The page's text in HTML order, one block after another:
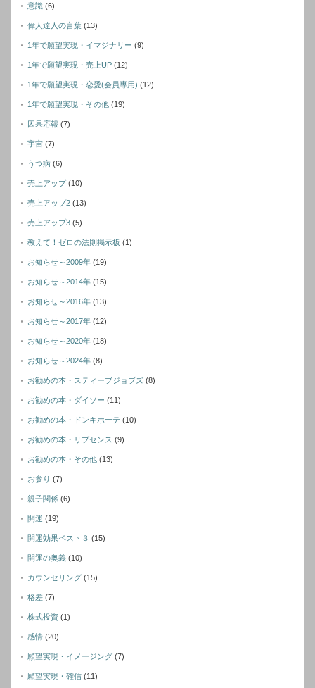
意識 (6)
偉人達人の言葉 (13)
1年で願望実現・イマジナリー (9)
1年で願望実現・売上UP (12)
1年で願望実現・恋愛(会員専用) (12)
1年で願望実現・その他 (19)
因果応報 (7)
宇宙 (7)
うつ病 (6)
売上アップ(10)
売上アップ2 (13)
売上アップ3 (5)
教えて！ゼロの法則掲示板 (1)
お知らせ～2009年 (19)
お知らせ～2014年 (15)
お知らせ～2016年 (13)
お知らせ～2017年 (12)
お知らせ～2020年 (18)
お知らせ～2024年 (8)
お勧めの本・スティーブジョブズ (8)
お勧めの本・ダイソー (11)
お勧めの本・ドンキホーテ (10)
お勧めの本・リブセンス (9)
お勧めの本・その他 (13)
お参り (7)
親子関係 (6)
開運 (19)
開運効果ベスト３ (15)
開運の奥義 (10)
カウンセリング (15)
格差 (7)
株式投資 (1)
感情 (20)
願望実現・イメージング (7)
願望実現・確信 (11)